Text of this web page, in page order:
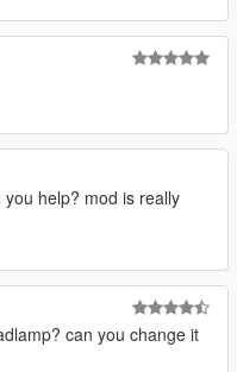
help? mod is really
can you change it